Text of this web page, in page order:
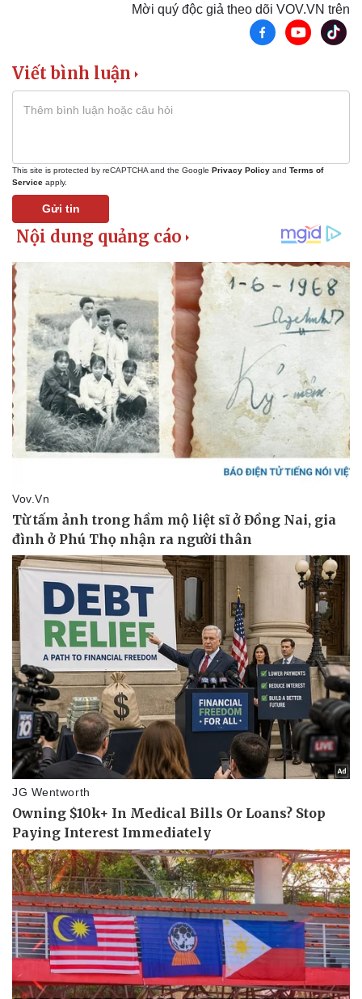
Tin nóng
Tư vấn luật
Việt Nam
Thể thao
Bóng đá
Lịch thi đấu bóng đá
Thế giới thể thao
eSports
Hậu trường
Ô tô - Xe máy
Ô tô
Xe máy
Tư vấn
Mời quý độc giả theo dõi VOV.VN trên
Viết bình luận
This site is protected by reCAPTCHA and the Google Privacy Policy and Terms of
Service apply.
Gửi tin